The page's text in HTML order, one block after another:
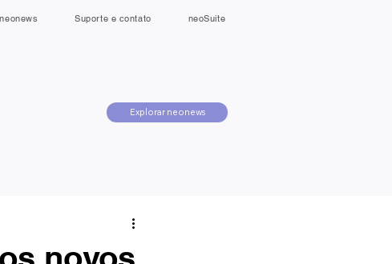
Explorar neonews
neonews Suporte e contato neoSuite